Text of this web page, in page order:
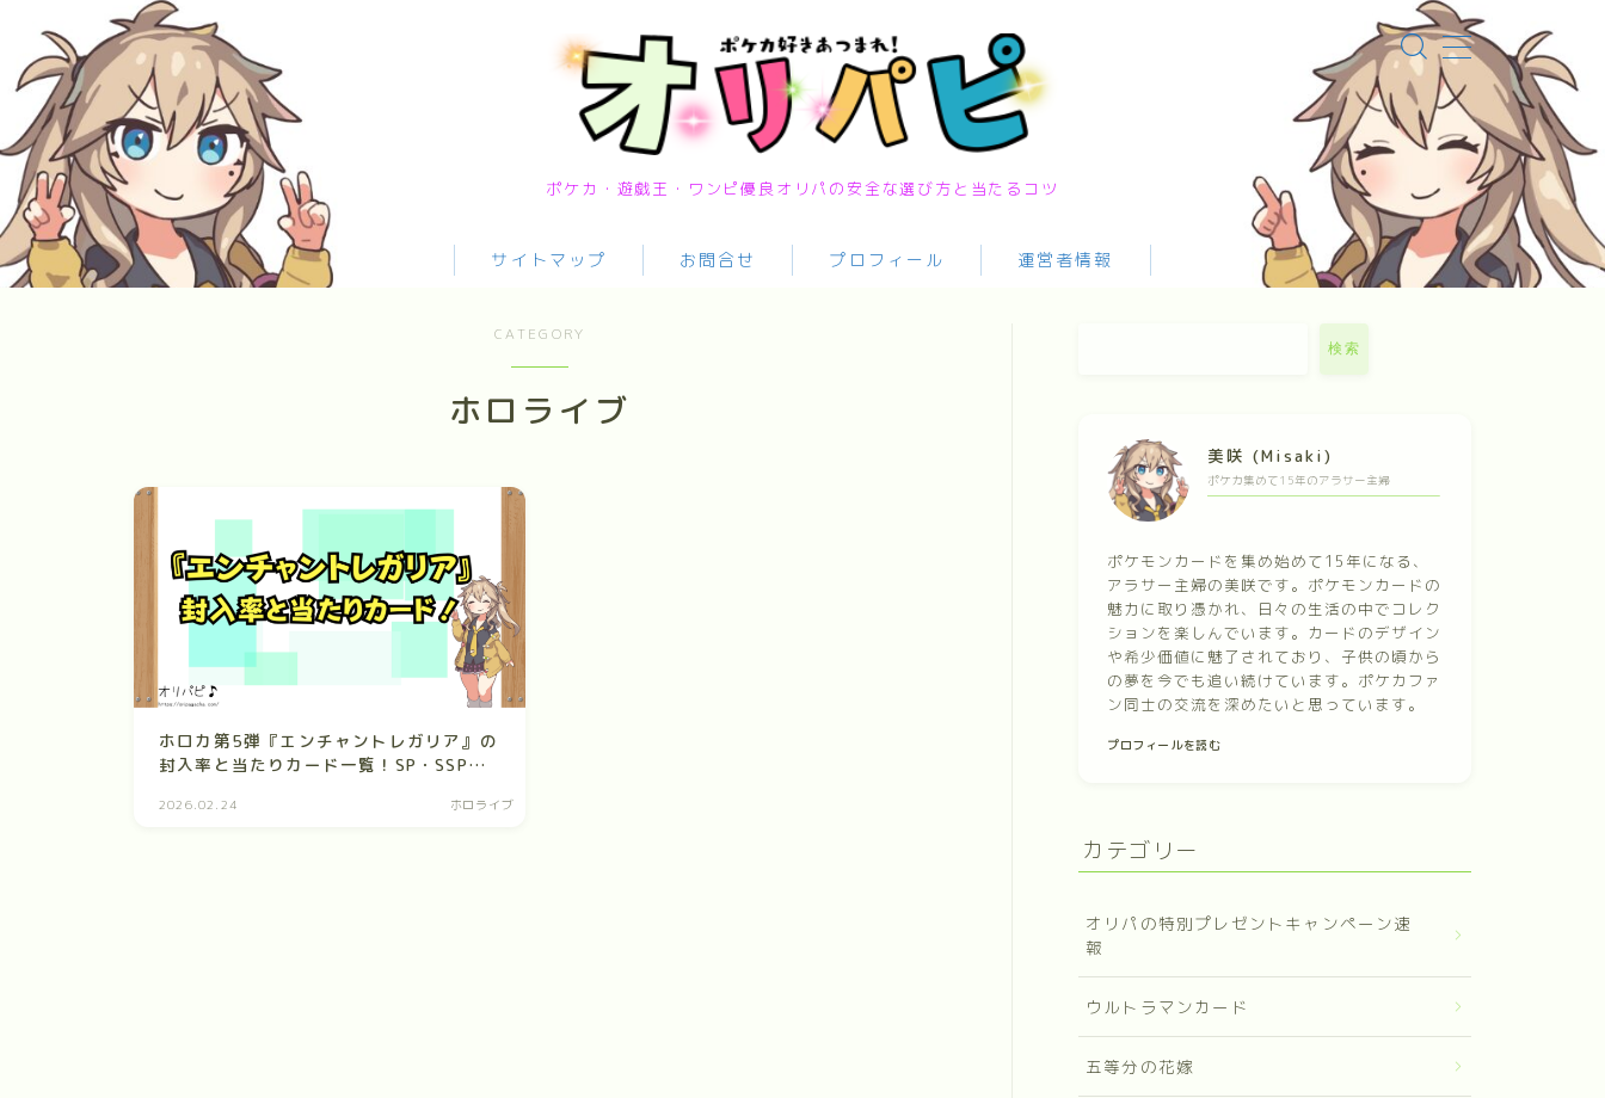
ポケカ・遊戯王・ワンピ優良オリパの安全な選び方と当たるコツ
サイトマップ お問合せ プロフィール 運営者情報
お問合せ
サイトマップ
トップページ
プライバシーポリシー
CATEGORY
ホロライブ
ホロカ第5弾『エンチャントレガリア』の
封入率と当たりカード一覧！SP・SSPの
2026.02.24 ホロライブ
検索
美咲 (Misaki)
ポケカ集めて15年のアラサー主婦
ポケモンカードを集め始めて15年になる、
アラサー主婦の美咲です。ポケモンカードの
魅力に取り憑かれ、日々の生活の中でコレク
ションを楽しんでいます。カードのデザイン
や希少価値に魅了されており、子供の頃から
の夢を今でも追い続けています。ポケカファ
ン同士の交流を深めたいと思っています。
プロフィールを読む
カテゴリー
オリパの特別プレゼントキャンペーン速
報
ウルトラマンカード
五等分の花嫁